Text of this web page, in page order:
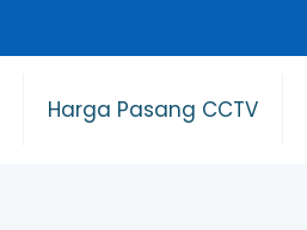
Harga Pasang CCTV